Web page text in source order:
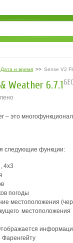
Дата и время >> Sense V2
Weather 6.7.1
– это
следующие функции:
4x3
погоды
местоположения